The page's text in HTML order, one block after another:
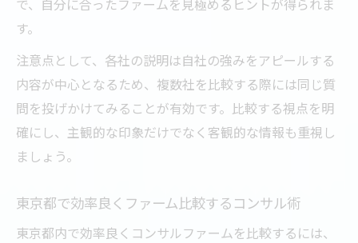
す。
注意点として、各社の説明は自社の強みをアピールする
内容が中心となるため、複数社を比較する際には同じ質
問を投げかけてみることが有効です。比較する視点を明
確にし、主観的な印象だけでなく客観的な情報も重視し
ましょう。
東京都で効率良くファーム比較するコンサル術
東京都内で効率良くコンサルファームを比較するには、